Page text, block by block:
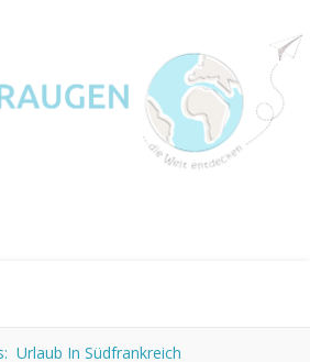
Urlaub In Südfrankreich